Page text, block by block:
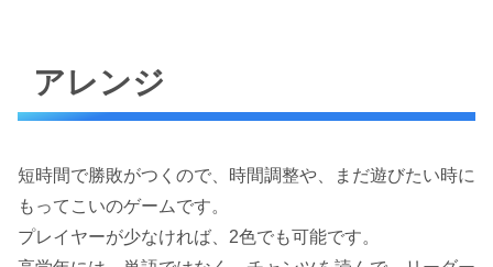
アレンジ
短時間で勝敗がつくので、時間調整や、まだ遊びたい時に
もってこいのゲームです。
プレイヤーが少なければ、2色でも可能です。